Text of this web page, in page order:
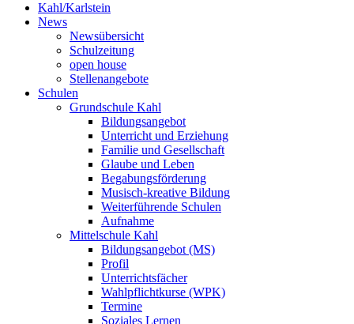
Kahl/Karlstein
News
Newsübersicht
Schulzeitung
open house
Stellenangebote
Schulen
Grundschule Kahl
Bildungsangebot
Unterricht und Erziehung
Familie und Gesellschaft
Glaube und Leben
Begabungsförderung
Musisch-kreative Bildung
Weiterführende Schulen
Aufnahme
Mittelschule Kahl
Bildungsangebot (MS)
Profil
Unterrichtsfächer
Wahlpflichtkurse (WPK)
Termine
Soziales Lernen